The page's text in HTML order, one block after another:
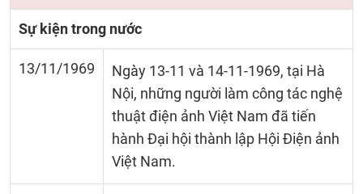
Sự kiện trong nước
13/11/1969
Ngày 13-11 và 14-11-1969, tại Hà
Nội, những người làm công tác nghệ
thuật điện ảnh Việt Nam đã tiến
hành Đại hội thành lập Hội Điện ảnh
Việt Nam.